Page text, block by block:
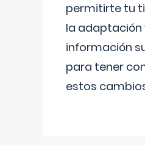
permitirte tu
la adaptación
información
para tener
estos